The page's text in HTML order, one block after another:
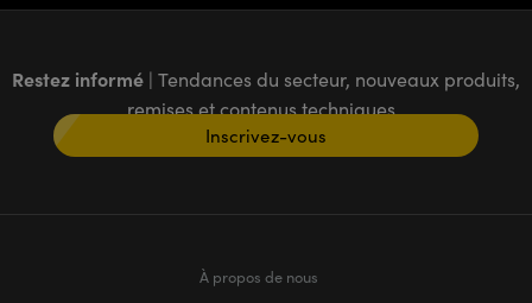
Restez informé | Tendances du secteur, nouveaux produits,
remises et contenus techniques
Inscrivez-vous
À propos de nous